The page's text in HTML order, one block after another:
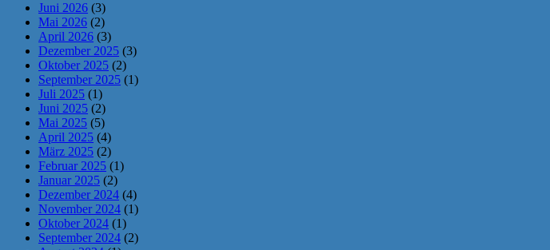
Juni 2026 (3)
Mai 2026 (2)
April 2026 (3)
Dezember 2025 (3)
Oktober 2025 (2)
September 2025 (1)
Juli 2025 (1)
Juni 2025 (2)
Mai 2025 (5)
April 2025 (4)
März 2025 (2)
Februar 2025 (1)
Januar 2025 (2)
Dezember 2024 (4)
November 2024 (1)
Oktober 2024 (1)
September 2024 (2)